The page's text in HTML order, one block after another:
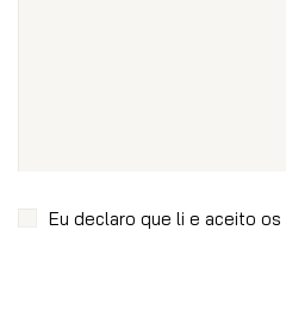
Eu declaro que li e aceito os